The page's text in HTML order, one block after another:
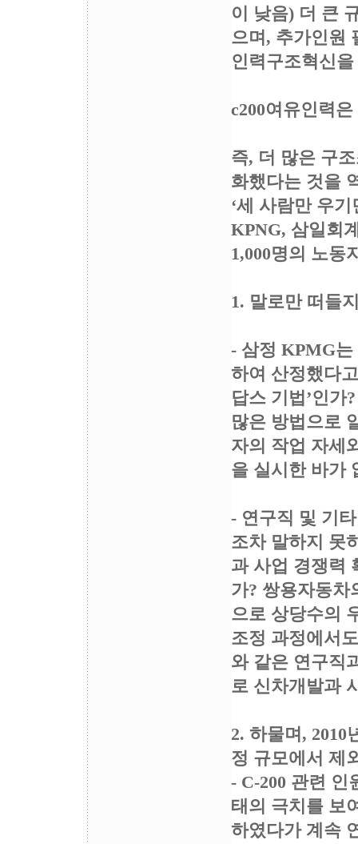
이 낮음) 더 큰
으며, 추가인원
인력구조혁신
c200여유인력
즉, 더 많은 구
화했다는 것을
‘세 사람만 우
KPNG, 삼일회
1,000명의 노동
1. 말로만 떠들
- 삼정 KPMG는
하여 산정했다
답스 기법’인가
많은 방법으로
자의 작업 자세
을 실시한 바가
- 연구직 및 기
조차 말하지 못
과 사업 경쟁력
가? 쌍용자동차
으로 상당수의
조정 과정에서
와 같은 연구직
로 신차개발과
2. 하물며, 2010
정 규모에서 제
- C-200 관련 인
태의 극치를 보
하였다가 계속